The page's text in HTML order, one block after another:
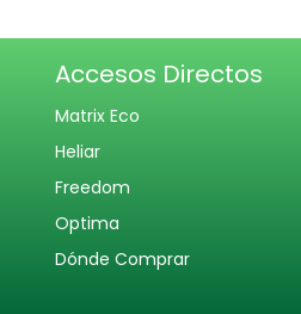
Accesos Directos
Matrix Eco
Heliar
Freedom
Optima
Dónde Comprar